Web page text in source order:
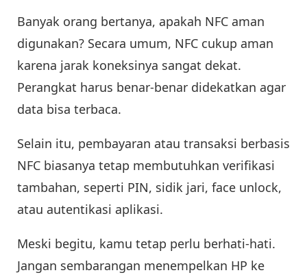
Banyak orang bertanya, apakah NFC aman
digunakan? Secara umum, NFC cukup aman
karena jarak koneksinya sangat dekat.
Perangkat harus benar-benar didekatkan agar
data bisa terbaca.
Selain itu, pembayaran atau transaksi berbasis
NFC biasanya tetap membutuhkan verifikasi
tambahan, seperti PIN, sidik jari, face unlock,
atau autentikasi aplikasi.
Meski begitu, kamu tetap perlu berhati-hati.
Jangan sembarangan menempelkan HP ke